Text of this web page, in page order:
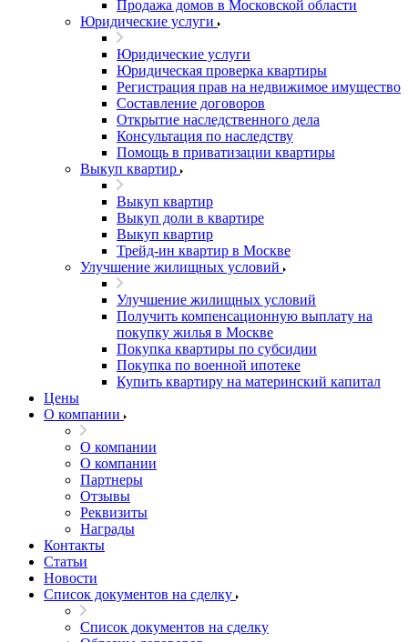
Продажа домов в Московской области
Юридические услуги
Юридические услуги
Юридическая проверка квартиры
Регистрация прав на недвижимое имущество
Составление договоров
Открытие наследственного дела
Консультация по наследству
Помощь в приватизации квартиры
Выкуп квартир
Выкуп квартир
Выкуп доли в квартире
Выкуп квартир
Трейд-ин квартир в Москве
Улучшение жилищных условий
Улучшение жилищных условий
Получить компенсационную выплату на
покупку жилья в Москве
Покупка квартиры по субсидии
Покупка по военной ипотеке
Купить квартиру на материнский капитал
Цены
О компании
О компании
О компании
Партнеры
Отзывы
Реквизиты
Награды
Контакты
Статьи
Новости
Список документов на сделку
Список документов на сделку